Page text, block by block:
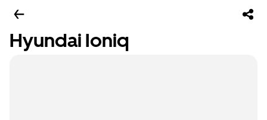
Hyundai Ioniq